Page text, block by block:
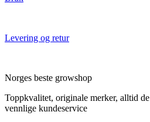
Levering og retur
Norges beste growshop
Toppkvalitet, originale merker, alltid
vennlige kundeservice